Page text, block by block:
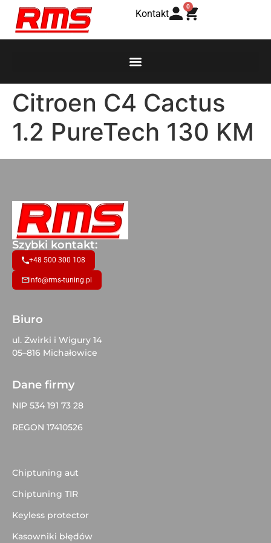
Kontakt
0
Citroen C4 Cactus
1.2 PureTech 130 KM
Szybki kontakt:
+48 500 300 108
info@rms-tuning.pl
Biuro
ul. Żwirki i Wigury 14
05–816 Michałowice
Dane firmy
NIP 534 191 73 28
REGON 17410526
Chiptuning aut
Chiptuning TIR
Keyless protector
Kasowniki błędów